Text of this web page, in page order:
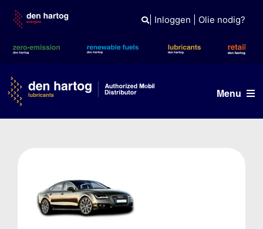
content
| Inloggen Olie nodig?
Menu
Referenties
Branches